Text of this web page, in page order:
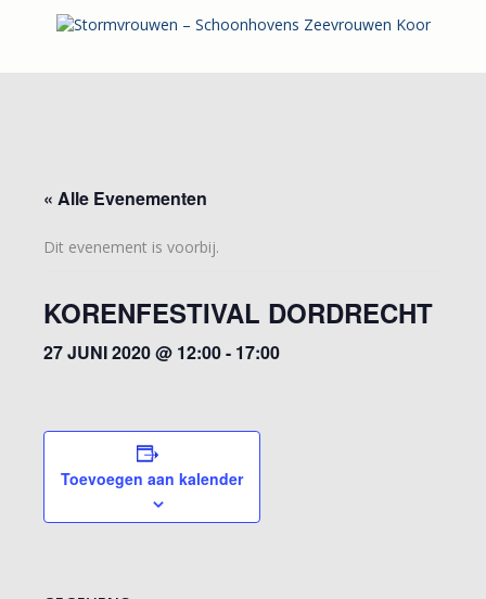
« Alle Evenementen
Dit evenement is voorbij.
KORENFESTIVAL DORDRECHT
27 JUNI 2020 @ 12:00- 17:00
Toevoegen aan kalender